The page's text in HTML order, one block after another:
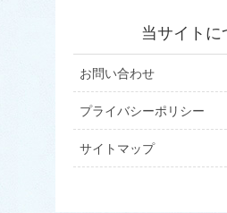
当サイトに
お問い合わせ
プライバシーポリシー
サイトマップ